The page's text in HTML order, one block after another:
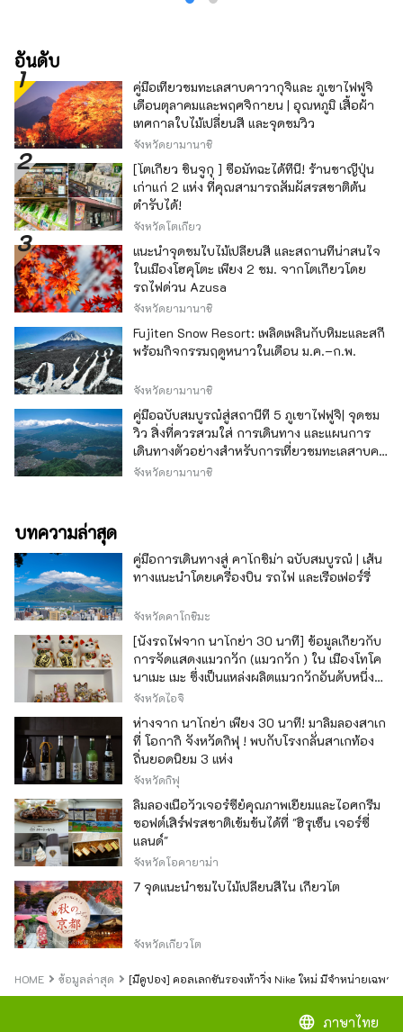
อันดับ
คู่มือเที่ยวชมทะเลสาบคาวากุจิและ ภูเขาไฟฟูจิ
เดือนตุลาคมและพฤศจิกายน | อุณหภูมิ เสื้อผ้า
เทศกาลใบไม้เปลี่ยนสี และจุดชมวิว
จังหวัดยามานาชิ
[โตเกียว ชินจูกุ ] ซื้อมัทฉะได้ที่นี่! ร้านชาญี่ปุ่น
เก่าแก่ 2 แห่ง ที่คุณสามารถสัมผัสรสชาติต้น
ตำรับได้!
จังหวัดโตเกียว
แนะนำจุดชมใบไม้เปลี่ยนสี และสถานที่น่าสนใจ
ในเมืองโฮคุโตะ เพียง 2 ชม. จากโตเกียวโดย
รถไฟด่วน Azusa
จังหวัดยามานาชิ
Fujiten Snow Resort: เพลิดเพลินกับหิมะและสกี
พร้อมกิจกรรมฤดูหนาวในเดือน ม.ค.–ก.พ.
จังหวัดยามานาชิ
คู่มือฉบับสมบูรณ์สู่สถานีที่ 5 ภูเขาไฟฟูจิ| จุดชม
วิว สิ่งที่ควรสวมใส่ การเดินทาง และแผนการ
เดินทางตัวอย่างสำหรับการเที่ยวชมทะเลสาบคา
วากุจิ
จังหวัดยามานาชิ
บทความล่าสุด
คู่มือการเดินทางสู่ คาโกชิม่า ฉบับสมบูรณ์ | เส้น
ทางแนะนำโดยเครื่องบิน รถไฟ และเรือเฟอร์รี่
จังหวัดคาโกชิมะ
[นั่งรถไฟจาก นาโกย่า 30 นาที] ข้อมูลเกี่ยวกับ
การจัดแสดงแมวกวัก (แมวกวัก ) ใน เมืองโทโค
นาเมะ เมะ ซึ่งเป็นแหล่งผลิตแมวกวักอันดับหนึ่ง
ของญี่ปุ่น
จังหวัดไอจิ
ห่างจาก นาโกย่า เพียง 30 นาที! มาลิ้มลองสาเก
ที่ โอกากิ จังหวัดกิฟุ ! พบกับโรงกลั่นสาเกท้อง
ถิ่นยอดนิยม 3 แห่ง
จังหวัดกิฟุ
ลิ้มลองเนื้อวัวเจอร์ซีย์คุณภาพเยี่ยมและไอศกรีม
ซอฟต์เสิร์ฟรสชาติเข้มข้นได้ที่ "ฮิรุเซ็น เจอร์ซี่
แลนด์"
จังหวัดโอคายาม่า
7 จุดแนะนำชมใบไม้เปลี่ยนสีใน เกียวโต
จังหวัดเกียวโต
HOME ข้อมูลล่าสุด [มีคูปอง] คอลเลกชันรองเท้าวิ่ง Nike ใหม่ มีจำหน่ายเฉพาะ
language ภาษาไทย